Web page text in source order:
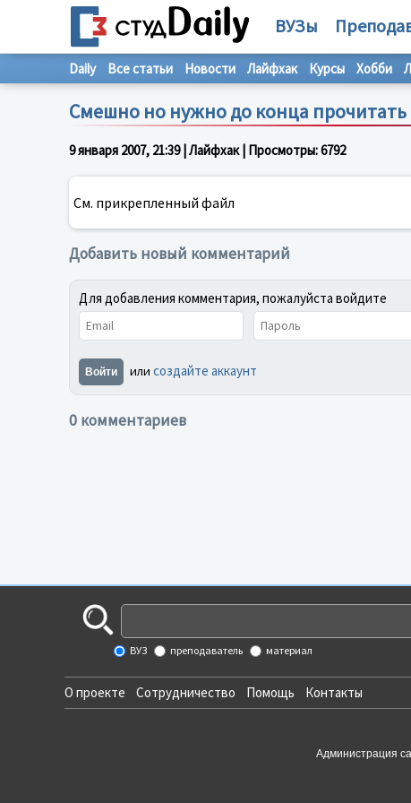
ВУЗы
Смешно но нужно до конца прочитать
9 января 2007, 21:39| Лайфхак | Просмотры:6792
Daily Все статьи Новости Лайфхак Курсы Хобби
См. прикрепленный файл
Добавить новый комментарий
Для добавления комментария, пожалуйста войдите
Войти или создайте аккаунт
0 комментариев
ВУЗ преподаватель материал
О проекте Сотрудничество Помощь Контакты
Администрация